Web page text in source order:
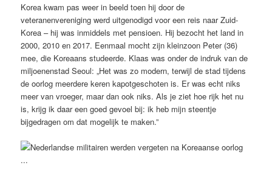
Korea kwam pas weer in beeld toen hij door de
veteranenvereniging werd uitgenodigd voor een reis naar Zuid-
Korea – hij was inmiddels met pensioen. Hij bezocht het land in
2000, 2010 en 2017. Eenmaal mocht zijn kleinzoon Peter (36)
mee, die Koreaans studeerde. Klaas was onder de indruk van de
miljoenenstad Seoul: „Het was zo modern, terwijl de stad tijdens
de oorlog meerdere keren kapotgeschoten is. Er was echt niks
meer van vroeger, maar dan ook niks. Als je ziet hoe rijk het nu
is, krijg ik daar een goed gevoel bij: ik heb mijn steentje
bijgedragen om dat mogelijk te maken.”